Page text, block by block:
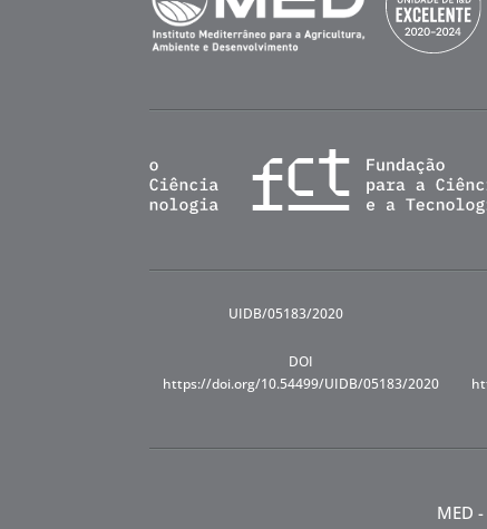
UIDB/05183/2020
DOI
https://doi.org/10.54499/UIDB/05183/2020
MED